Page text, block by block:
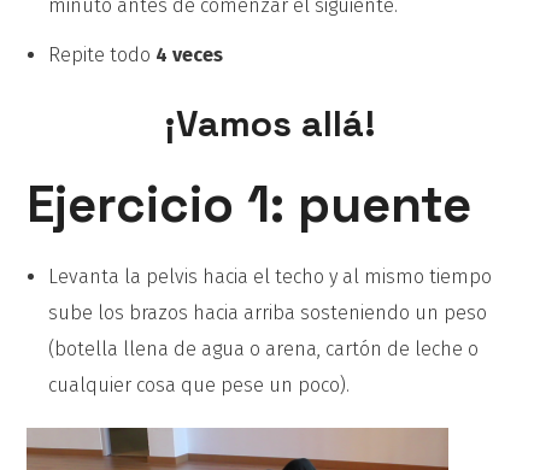
minuto antes de comenzar el siguiente.
Repite todo 4 veces
¡Vamos allá!
Ejercicio 1: puente
Levanta la pelvis hacia el techo y al mismo tiempo
sube los brazos hacia arriba sosteniendo un peso
(botella llena de agua o arena, cartón de leche o
cualquier cosa que pese un poco).